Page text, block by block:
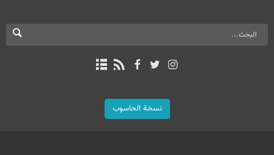
نسخة الحاسوب